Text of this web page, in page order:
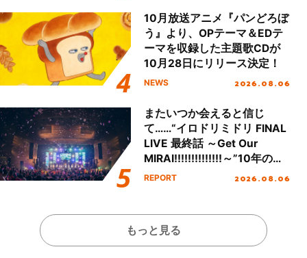
10月放送アニメ『パンどろぼ
う』より、OPテーマ＆EDテ
ーマを収録した主題歌CDが
10月28日にリリース決定！
NEWS 2026.08.06
またいつか会えると信じ
て……“イロドリミドリ FINAL
LIVE 最終話 ～Get Our
MIRAI!!!!!!!!!!!!!!～”10年の活
動を経てファイナルを迎える
REPORT 2026.08.06
もっと見る